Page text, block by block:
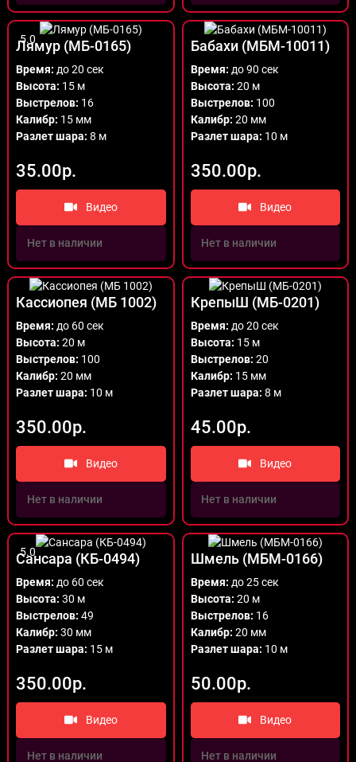
5.0
Лямур (МБ-0165)
Время: до 20 сек
Высота: 15 м
Выстрелов: 16
Калибр: 15 мм
Разлет шара: 8 м
35.00р.
Видео
Нет в наличии
Бабахи (МБМ-10011)
Время: до 90 сек
Высота: 20 м
Выстрелов: 100
Калибр: 20 мм
Разлет шара: 10 м
350.00р.
Видео
Нет в наличии
Кассиопея (МБ 1002)
Время: до 60 сек
Высота: 20 м
Выстрелов: 100
Калибр: 20 мм
Разлет шара: 10 м
350.00р.
Видео
Нет в наличии
КрепыШ (МБ-0201)
Время: до 20 сек
Высота: 15 м
Выстрелов: 20
Калибр: 15 мм
Разлет шара: 8 м
45.00р.
Видео
Нет в наличии
5.0
Сансара (КБ-0494)
Время: до 60 сек
Высота: 30 м
Выстрелов: 49
Калибр: 30 мм
Разлет шара: 15 м
350.00р.
Видео
Нет в наличии
Шмель (МБМ-0166)
Время: до 25 сек
Высота: 20 м
Выстрелов: 16
Калибр: 20 мм
Разлет шара: 10 м
50.00р.
Видео
Нет в наличии